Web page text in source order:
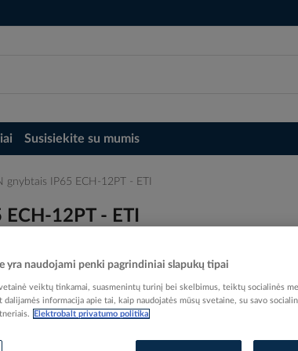
Susisiekite su mumis
IP65 ECH-12PT - ETI
12PT - ETI
Elektrobalt prekės kodas
yra naudojami penki pagrindiniai slapukų tipai
veiktų tinkamai, suasmenintų turinį bei skelbimus, teiktų socialinės
dalijamės informacija apie tai, kaip naudojatės mūsų svetaine, su savo
Elektrobalt privatumo politika